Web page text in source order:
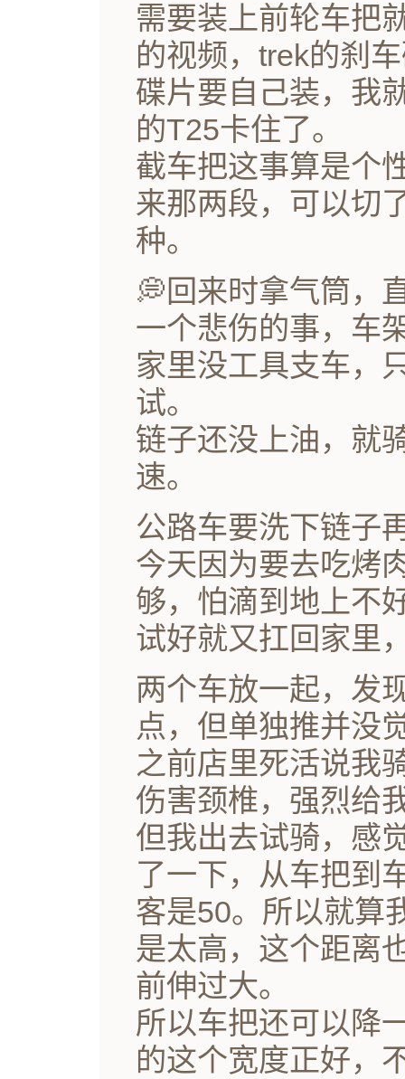
需要装上前轮车把
的视频，trek的刹
碟片要自己装，我
的T25卡住了。
截车把这事算是个
来那两段，可以切
种。
💭回来时拿气筒，
一个悲伤的事，车
家里没工具支车，
试。
链子还没上油，就
速。
公路车要洗下链子
今天因为要去吃烤
够，怕滴到地上不
试好就又扛回家里
两个车放一起，发
点，但单独推并没
之前店里死活说我
伤害颈椎，强烈给
但我出去试骑，感
了一下，从车把到
客是50。所以就算
是太高，这个距离
前伸过大。
所以车把还可以降
的这个宽度正好，